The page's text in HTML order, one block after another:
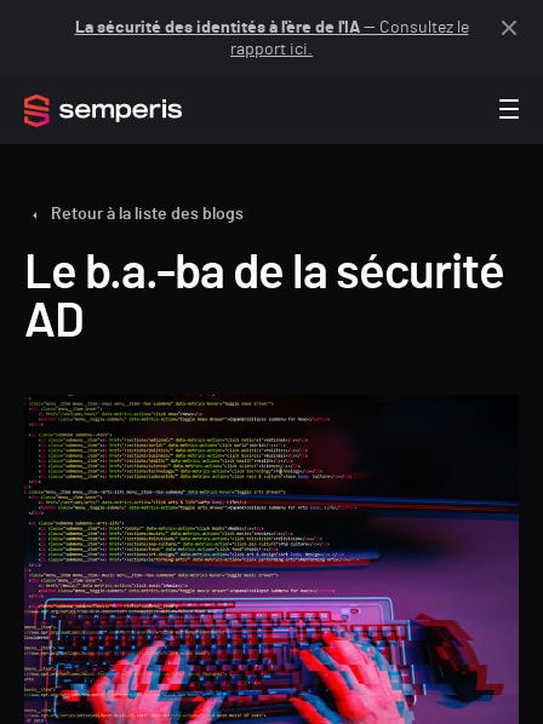
La sécurité des identités à l'ère de l'IA— Consultez le
rapport ici.
Retour à la liste des blogs
Le b.a.-ba de la sécurité
AD